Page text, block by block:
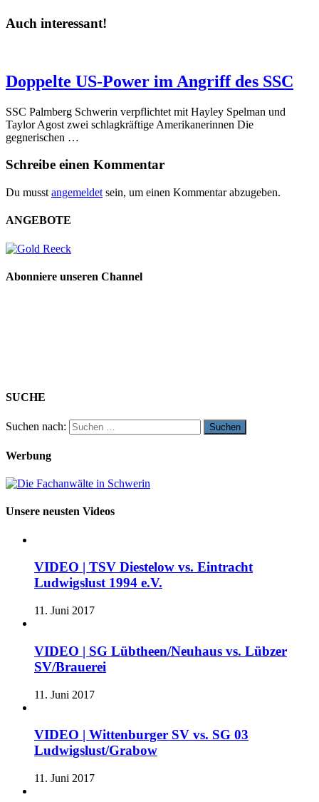
Auch interessant!
Doppelte US-Power im Angriff des SSC
SSC Palmberg Schwerin verpflichtet mit Hayley Spelman und
Taylor Agost zwei schlagkräftige Amerikanerinnen Die
gegnerischen …
Schreibe einen Kommentar
Du musst angemeldet sein, um einen Kommentar abzugeben.
ANGEBOTE
Abonniere unseren Channel
SUCHE
Suchen nach:
Werbung
Unsere neusten Videos
VIDEO | TSV Diestelow vs. Eintracht
Ludwigslust 1994 e.V.
11. Juni 2017
VIDEO | SG Lübtheen/Neuhaus vs. Lübzer
SV/Brauerei
11. Juni 2017
VIDEO | Wittenburger SV vs. SG 03
Ludwigslust/Grabow
11. Juni 2017